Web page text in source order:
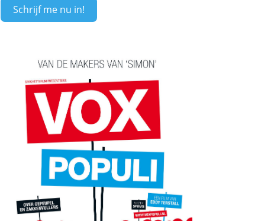
Schrijf me nu in!